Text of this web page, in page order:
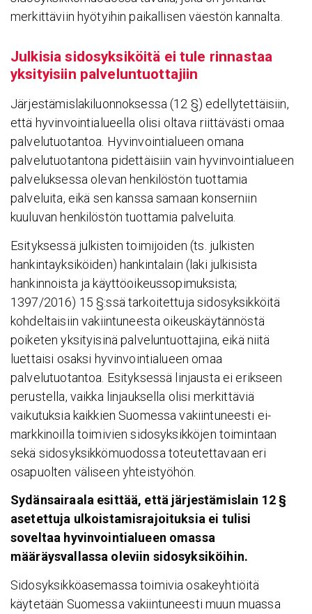
merkittäviin hyötyihin paikallisen väestön kannalta.
Julkisia sido­syk­si­köitä ei tule rinnastaa
yksi­tyi­siin palve­lun­tuot­ta­jiin
Järjestämislakiluonnoksessa (12 §) edellytettäisiin,
että hyvinvointialueella olisi oltava riittävästi omaa
palvelutuotantoa. Hyvinvointialueen omana
palvelutuotantona pidettäisiin vain hyvinvointialueen
palveluksessa olevan henkilöstön tuottamia
palveluita, eikä sen kanssa samaan konserniin
kuuluvan henkilöstön tuottamia palveluita.
Esityksessä julkisten toimijoiden (ts. julkisten
hankintayksiköiden) hankintalain (laki julkisista
hankinnoista ja käyttöoikeussopimuksista;
1397/2016) 15 §:ssä tarkoitettuja sidosyksikköitä
kohdeltaisiin vakiintuneesta oikeuskäytännöstä
poiketen yksityisinä palveluntuottajina, eikä niitä
luettaisi osaksi hyvinvointialueen omaa
palvelutuotantoa. Esityksessä linjausta ei erikseen
perustella, vaikka linjauksella olisi merkittäviä
vaikutuksia kaikkien Suomessa vakiintuneesti ei-
markkinoilla toimivien sidosyksikköjen toimintaan
sekä sidosyksikkömuodossa toteutettavaan eri
osapuolten väliseen yhteistyöhön.
Sydänsairaala esittää, että järjestämislain 12 §
asetettuja ulkoistamisrajoituksia ei tulisi
soveltaa hyvinvointialueen omassa
määräysvallassa oleviin sidosyksiköihin.
Sidosyksikköasemassa toimivia osakeyhtiöitä
käytetään Suomessa vakiintuneesti muun muassa